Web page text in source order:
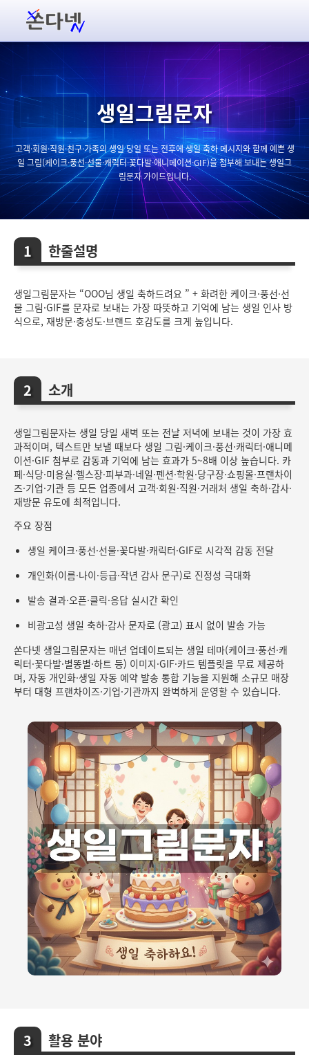
생일그림문자
고객·회원·직원·친구·가족의 생일 당일 또는 전후에 생일 축하 메시지와 함께 예쁜 생
일 그림(케이크·풍선·선물·캐릭터·꽃다발·애니메이션·GIF)을 첨부해 보내는 생일그
림문자 가이드입니다.
한줄설명
생일그림문자는 “OOO님 생일 축하드려요 ” + 화려한 케이크·풍선·선
물 그림·GIF를 문자로 보내는 가장 따뜻하고 기억에 남는 생일 인사 방
식으로, 재방문·충성도·브랜드 호감도를 크게 높입니다.
소개
생일그림문자는 생일 당일 새벽 또는 전날 저녁에 보내는 것이 가장 효
과적이며, 텍스트만 보낼 때보다 생일 그림·케이크·풍선·캐릭터·애니메
이션·GIF 첨부로 감동과 기억에 남는 효과가 5~8배 이상 높습니다. 카
페·식당·미용실·헬스장·피부과·네일·펜션·학원·당구장·쇼핑몰·프랜차이
즈·기업·기관 등 모든 업종에서 고객·회원·직원·거래처 생일 축하·감사·
재방문 유도에 최적입니다.
주요 장점
생일 케이크·풍선·선물·꽃다발·캐릭터·GIF로 시각적 감동 전달
개인화(이름·나이·등급·작년 감사 문구)로 진정성 극대화
발송 결과·오픈·클릭·응답 실시간 확인
비광고성 생일 축하·감사 문자로 (광고) 표시 없이 발송 가능
쏜다넷 생일그림문자는 매년 업데이트되는 생일 테마(케이크·풍선·캐
릭터·꽃다발·별똥별·하트 등) 이미지·GIF·카드 템플릿을 무료 제공하
며, 자동 개인화·생일 자동 예약 발송 통합 기능을 지원해 소규모 매장
부터 대형 프랜차이즈·기업·기관까지 완벽하게 운영할 수 있습니다.
활용 분야